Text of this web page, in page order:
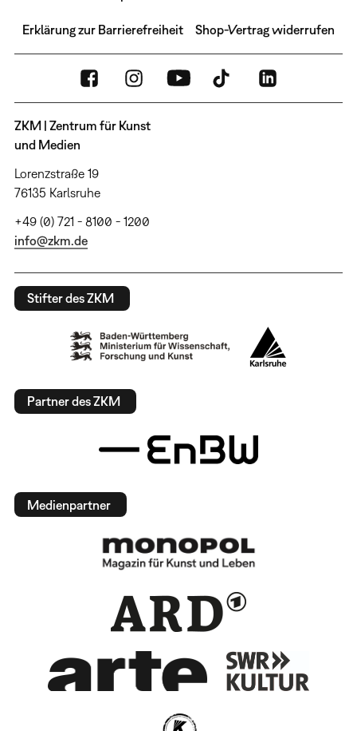
Erklärung zur Barrierefreiheit Shop-Vertrag widerrufen
ZKM | Zentrum für Kunst
und Medien
Lorenzstraße 19
76135 Karlsruhe
+49 (0) 721 - 8100 - 1200
info@zkm.de
Stifter des ZKM
Partner des ZKM
Medienpartner